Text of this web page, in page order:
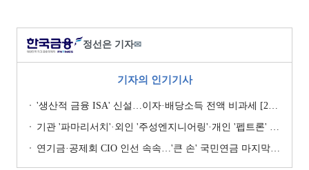
정선은 기자✉
기자의 인기기사
'생산적 금융 ISA' 신설…이자·배당소득 전액 비과세 [2026 세제개편안]
기관 '파마리서치'·외인 '주성엔지니어링'·개인 '펩트론' 1위 [주간 코스닥 순매수- 2026년 7월27일~7월31일]
연기금·공제회 CIO 인선 속속…'큰 손' 국민연금 마지막 타자